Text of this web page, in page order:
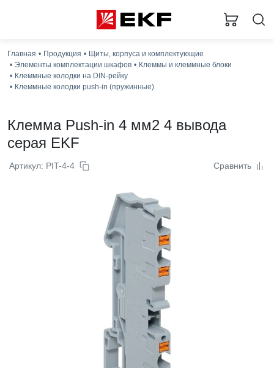
Главная Продукция
Щиты, корпуса и комплектующие
Элементы комплектации шкафов
Клеммы и клеммные блоки
Клеммные колодки на DIN-рейку
Клеммные колодки push-in (пружинные)
Клемма Push-in 4 мм2 4 вывода
серая EKF
Артикул: PIT-4-4 Сравнить